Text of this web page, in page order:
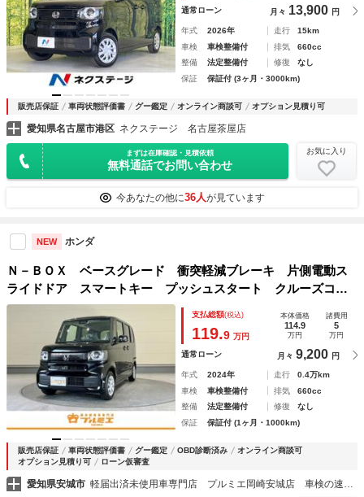
通常ローン 月々 13,900 円
年式 2026年 走行
15km
車検
車検整備付 排気
660cc
整備
法定整備付 修復
なし
保証
保証付 (3ヶ月・3000km)
販売店保証 車両状態評価書 グー鑑定 オンライン商談可 オプション見積り可
愛知県名古屋市港区 ネクステージ 名古屋茶屋店
まずは在庫確認・見積依頼
無料通話でお問い合わせ
お気に入り
今あなたの他に36人が見ています
NEW ホンダ
Ｎ－ＢＯＸ ベースグレード 衝突軽減ブレーキ 片側電動ス
ライドドア スマートキー プッシュスタート クルーズコン
トロール ブレーキホールド アイドリングストップ プッシ
ュスタート 軽自動車
支払総額(税込)
119.9 万円
本体価格
114.9
万円
諸費用
5
万円
通常ローン 月々 9,200 円
年式 2024年 走行
0.4万km
車検
車検整備付 排気
660cc
整備
法定整備付 修復
なし
保証
保証付 (1ヶ月・1000km)
販売店保証 車両状態評価書 グー鑑定 OBD診断済み
オンライン商談可
オプション見積り可
ローン仮審査
愛知県安城市